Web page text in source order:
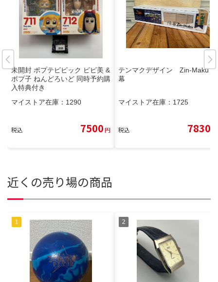
未開封 ポプテピピック ピピ美 &
ポプ子 ねんどろいど 同時予約購
入特典付き
マイストア在庫： 1290
税込 7500円
テンマクデザイン Zin-Maku 陣
幕
マイストア在庫： 1725
税込 7830
近くの売り場の商品